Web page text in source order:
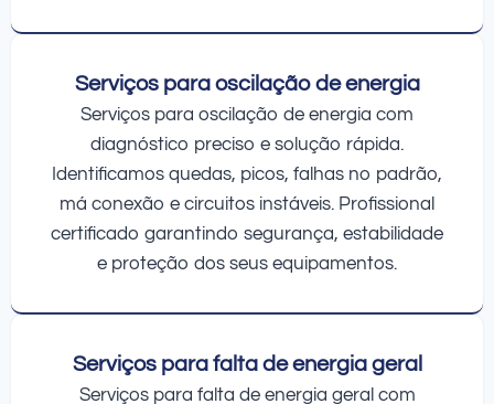
Serviços para oscilação de energia
Serviços para oscilação de energia com
diagnóstico preciso e solução rápida.
Identificamos quedas, picos, falhas no padrão,
má conexão e circuitos instáveis. Profissional
certificado garantindo segurança, estabilidade
e proteção dos seus equipamentos.
Serviços para falta de energia geral
Serviços para falta de energia geral com